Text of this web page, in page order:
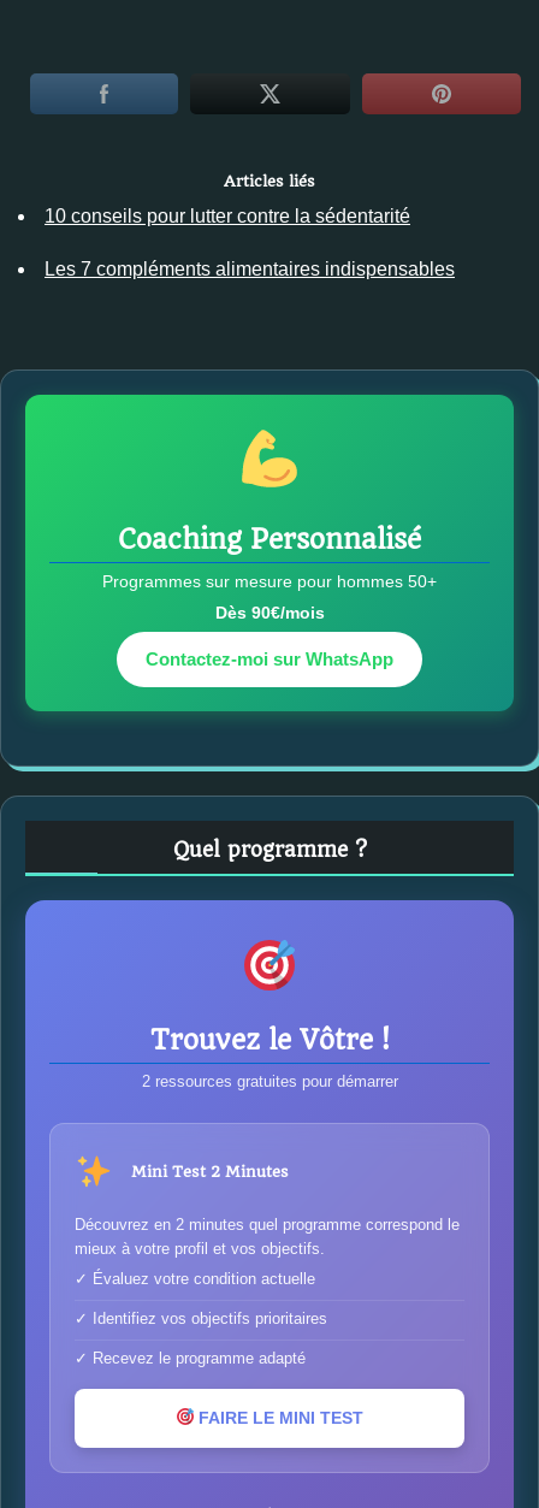
Articles liés
10 conseils pour lutter contre la sédentarité
Les 7 compléments alimentaires indispensables
Coaching Personnalisé
Programmes sur mesure pour hommes 50+
Dès 90€/mois
Contactez-moi sur WhatsApp
Quel programme ?
Trouvez le Vôtre !
2 ressources gratuites pour démarrer
Mini Test 2 Minutes
Découvrez en 2 minutes quel programme correspond le
mieux à votre profil et vos objectifs.
✓ Évaluez votre condition actuelle
✓ Identifiez vos objectifs prioritaires
✓ Recevez le programme adapté
FAIRE LE MINI TEST